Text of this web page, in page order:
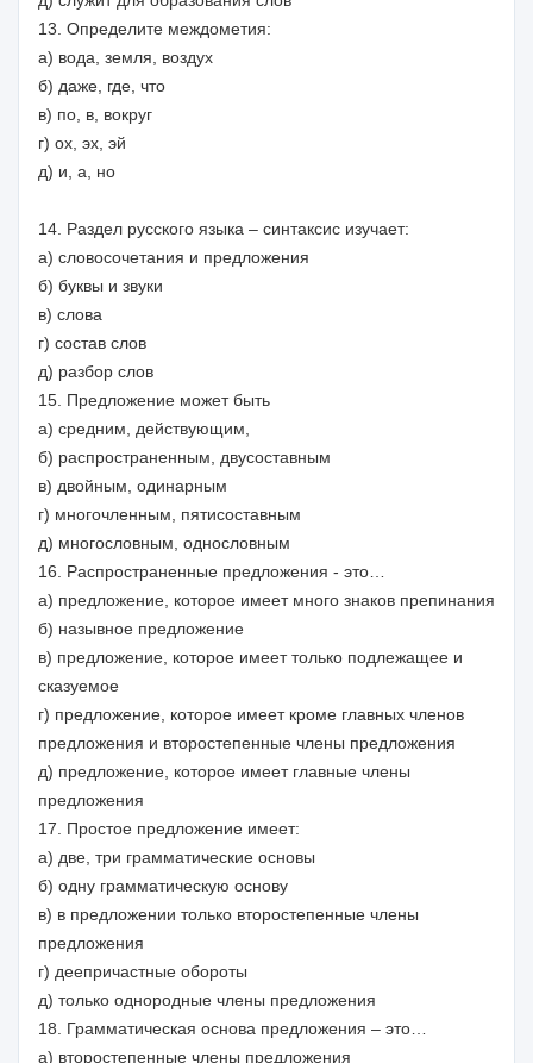
13. Определите междометия:
а) вода, земля, воздух
б) даже, где, что
в) по, в, вокруг
г) ох, эх, эй
д) и, а, но
14. Раздел русского языка – синтаксис изучает:
а) словосочетания и предложения
б) буквы и звуки
в) слова
г) состав слов
д) разбор слов
15. Предложение может быть
а) средним, действующим,
б) распространенным, двусоставным
в) двойным, одинарным
г) многочленным, пятисоставным
д) многословным, однословным
16. Распространенные предложения - это…
а) предложение, которое имеет много знаков препинания
б) назывное предложение
в) предложение, которое имеет только подлежащее и
сказуемое
г) предложение, которое имеет кроме главных членов
предложения и второстепенные члены предложения
д) предложение, которое имеет главные члены
предложения
17. Простое предложение имеет:
а) две, три грамматические основы
б) одну грамматическую основу
в) в предложении только второстепенные члены
предложения
г) деепричастные обороты
д) только однородные члены предложения
18. Грамматическая основа предложения – это…
а) второстепенные члены предложения